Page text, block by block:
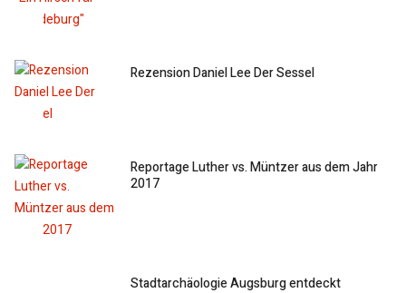
Rezension Daniel Lee Der Sessel
Reportage Luther vs. Müntzer aus dem Jahr
2017
Stadtarchäologie Augsburg entdeckt